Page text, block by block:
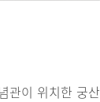
관이 위치한 궁산